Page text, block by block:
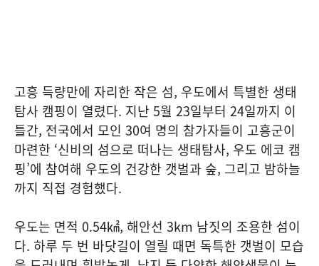
고흥 득량만에 자리한 작은 섬, 우도에서 특별한 생태
탐사 캠핑이 열렸다. 지난 5월 23일부터 24일까지 이
틀간, 전국에서 모인 30여 명의 참가자들이 고흥군이
마련한 ‘신비의 섬으로 떠나는 생태탐사, 우도 에코 캠
핑’에 참여해 우도의 건강한 갯벌과 숲, 그리고 밤하늘
까지 직접 경험했다.
우도는 면적 0.54㎢, 해안선 3km 남짓의 조용한 섬이
다. 하루 두 번 바닷길이 열릴 때면 독특한 갯벌이 모습